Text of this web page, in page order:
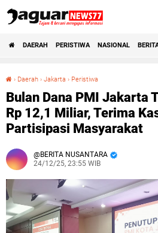
DAERAH PERISTIWA NASIONAL
› Daerah › Jakarta › Peristiwa
Bulan Dana PMI Jakarta
Rp 12,1 Miliar, Terima
Partisipasi Masyarakat
BERITA NUSANTARA
24/12/25, 23:55 WIB